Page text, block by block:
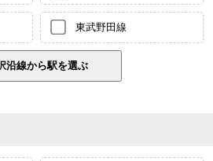
東武野田線